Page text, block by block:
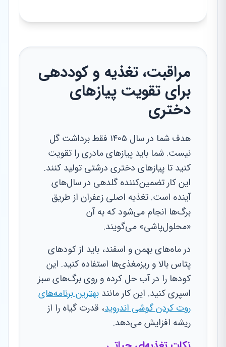
مراقبت، تغذیه و کوددهی
برای تقویت پیازهای
دختری
هدف شما در سال ۱۴۰۵ فقط برداشت گل
نیست. شما باید پیازهای مادری را تقویت
کنید تا پیازهای دختری درشتی تولید کنند.
این کار تضمین‌کننده گلدهی در سال‌های
آینده است. تغذیه اصلی زعفران از طریق
برگ‌ها انجام می‌شود که به آن
«محلول‌پاشی» می‌گویند.
در ماه‌های بهمن و اسفند، باید از کودهای
پتاس بالا و ریزمغذی‌ها استفاده کنید. این
کودها را در آب حل کرده و روی برگ‌های سبز
اسپری کنید. این کار مانند بهترین برنامه‌های
روت کردن گوشی اندروید، قدرت گیاه را از
ریشه افزایش می‌دهد.